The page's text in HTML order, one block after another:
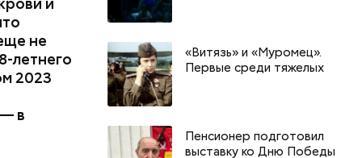
День арбуза и День поцелуев
День
не
летнего
2023
в
«Витязь» и «Муромец».
Первые среди тяжелых
Пенсионер подготовил
выставку ко Дню Победы